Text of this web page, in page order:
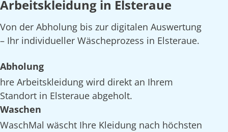
Arbeitskleidung in Elsteraue
Von der Abholung bis zur digitalen Auswertung
– Ihr individueller Wäscheprozess in Elsteraue.
Abholung
hre Arbeitskleidung wird direkt an Ihrem
Standort in Elsteraue abgeholt.
Waschen
WaschMal wäscht Ihre Kleidung nach höchsten